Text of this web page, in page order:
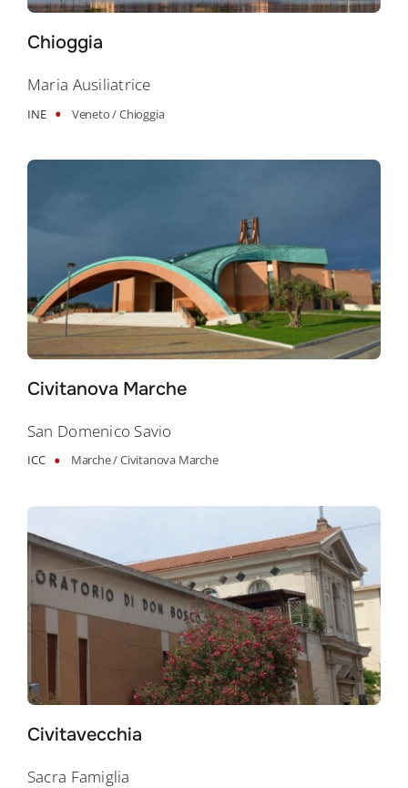
Chioggia
Maria Ausiliatrice
INE • Veneto /Chioggia
Civitanova Marche
San Domenico Savio
ICC • Marche /Civitanova Marche
Civitavecchia
Sacra Famiglia